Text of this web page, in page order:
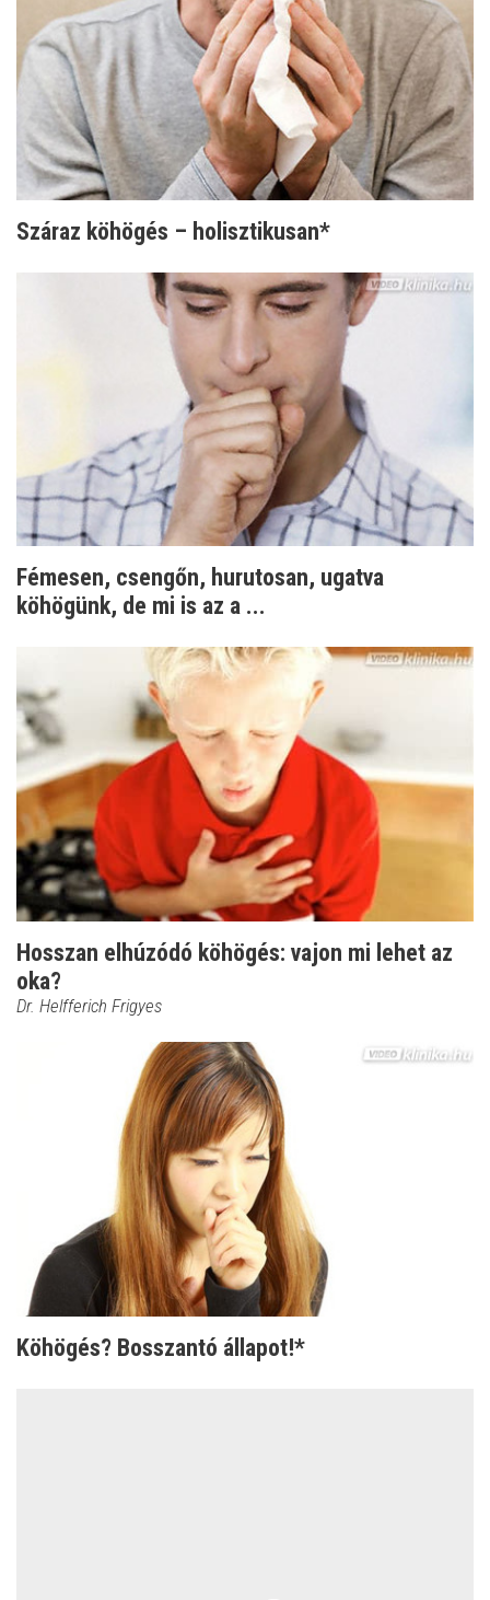
Száraz köhögés – holisztikusan*
Fémesen, csengőn, hurutosan, ugatva
köhögünk, de mi is az a ...
Hosszan elhúzódó köhögés: vajon mi lehet az
oka?
Dr. Helfferich Frigyes
Köhögés? Bosszantó állapot!*